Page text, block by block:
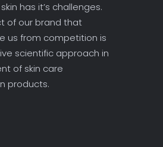
has it’s challenges.
of our brand that
us from competition is
scientific approach in
of skin care
products.